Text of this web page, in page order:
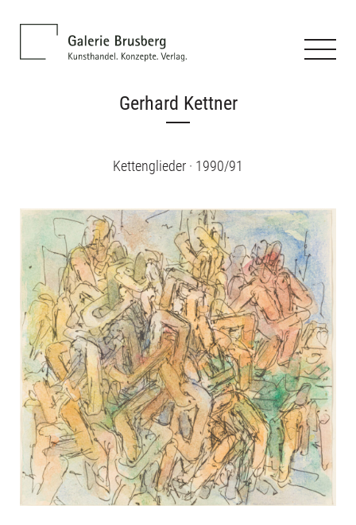
Gerhard Kettner
Kettenglieder · 1990/91